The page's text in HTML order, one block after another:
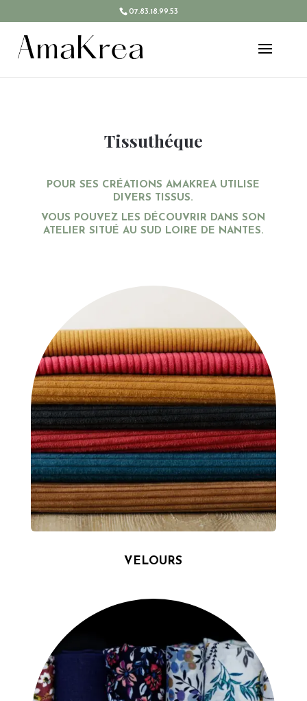
07.83.18.99.53
Tissuthéque
POUR SES CRÉATIONS AMAKREA UTILISE
DIVERS TISSUS.
VOUS POUVEZ LES DÉCOUVRIR DANS SON
ATELIER SITUÉ AU SUD LOIRE DE NANTES.
VELOURS